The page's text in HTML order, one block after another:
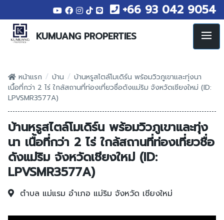
+66 93 042 9054
KUMUANG PROPERTIES
หน้าแรก / บ้าน / บ้านหรูสไตล์โมเดิร์น พร้อมวิวภูเขาและทุ่งนา
เนื้อที่กว่า 2 ไร่ ใกล้สถานที่ท่องเที่ยวชื่อดังแม่ริม จังหวัดเชียงใหม่ (ID:
LPVSMR3577A)
บ้านหรูสไตล์โมเดิร์น พร้อมวิวภูเขาและทุ่ง
นา เนื้อที่กว่า 2 ไร่ ใกล้สถานที่ท่องเที่ยวชื่อ
ดังแม่ริม จังหวัดเชียงใหม่ (ID:
LPVSMR3577A)
ตำบล แม่แรม อำเภอ แม่ริม จังหวัด เชียงใหม่